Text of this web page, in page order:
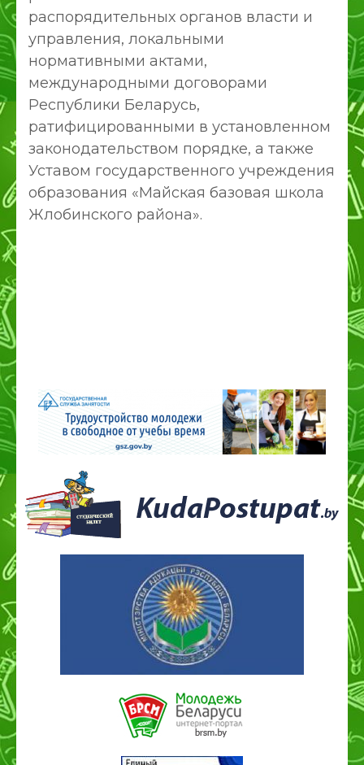
распорядительных органов власти и
управления, локальными
нормативными актами,
международными договорами
Республики Беларусь,
ратифицированными в установленном
законодательством порядке, а также
Уставом государственного учреждения
образования «Майская базовая школа
Жлобинского района».